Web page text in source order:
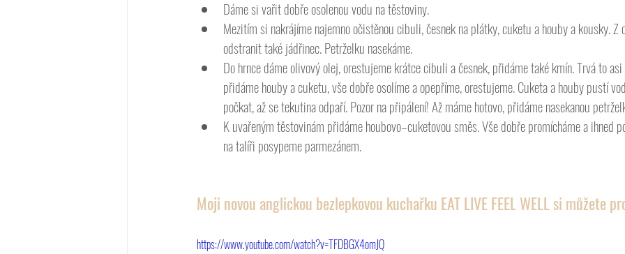
Dáme si vařit dobře osolenou vodu na těstoviny.
Mezitím si nakrájíme najemno očistěnou cibuli, česnek na plátky, cuketu a houby a kousky. Z
odstranit také jádřinec. Petrželku nasekáme.
Do hrnce dáme olivový olej, orestujeme krátce cibuli a česnek, přidáme také kmín. Trvá to
přidáme houby a cuketu, vše dobře osolíme a opepříme, orestujeme. Cuketa a houby pustí
počkat, až se tekutina odpaří. Pozor na připálení! Až máme hotovo, přidáme nasekanou
K uvařeným těstovinám přidáme houbovo–cuketovou směs. Vše dobře promícháme a ihned
na talíři posypeme parmezánem.
Moji novou anglickou bezlepkovou kuchařku EAT LIVE FEEL WELL si můžete
https://www.youtube.com/watch?v=TFDBGX4omJQ